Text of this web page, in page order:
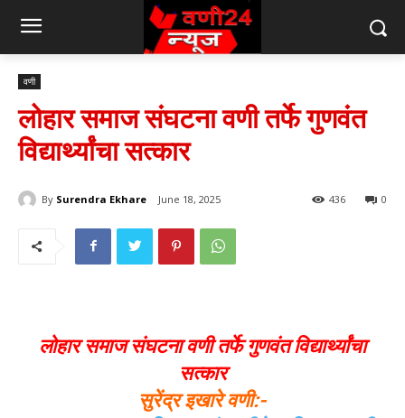
वणी
लोहार समाज संघटना वणी तर्फे गुणवंत
विद्यार्थ्यांचा सत्कार
By Surendra Ekhare June 18, 2025 0
436
लोहार समाज संघटना वणी तर्फे गुणवंत विद्यार्थ्यांचा
सत्कार
सुरेंद्र इखारे वणी:-